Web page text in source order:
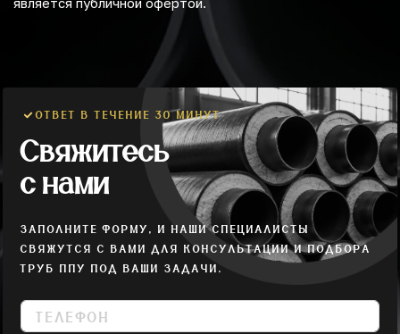
ОТВЕТ В ТЕЧЕНИЕ 30 МИНУТ
Свяжитесь
с нами
ЗАПОЛНИТЕ ФОРМУ, И НАШИ СПЕЦИАЛИСТЫ
СВЯЖУТСЯ С ВАМИ ДЛЯ КОНСУЛЬТАЦИИ И ПОДБОРА
ТРУБ ППУ ПОД ВАШИ ЗАДАЧИ.